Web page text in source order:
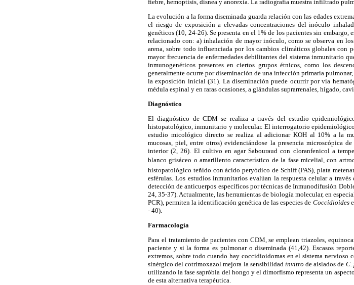
fiebre, hemoptisis, disnea y anorexia. La radiografía muestra infiltrado
La evolución a la forma diseminada guarda relación con las edades
el riesgo de exposición a elevadas concentraciones del inóculo
genéticos (10, 24-26). Se presenta en el 1% de los pacientes sin
relacionado con: a) inhalación de mayor inóculo, como se observa en
arena, sobre todo influenciada por los cambios climáticos globales con
mayor frecuencia de enfermedades debilitantes del sistema inmunitario
inmunogenéticos presentes en ciertos grupos étnicos, como los
generalmente ocurre por diseminación de una infección primaria
la exposición inicial (31). La diseminación puede ocurrir por vía
médula espinal y en raras ocasiones, a glándulas suprarrenales, hígado,
Diagnóstico
El diagnóstico de CDM se realiza a través del estudio
histopatológico, inmunitario y molecular. El interrogatorio
estudio micológico directo se realiza al adicionar KOH al 10% a la
mucosas, piel, entre otros) evidenciándose la presencia microscópica
interior (2, 26). El cultivo en agar Sabouraud con cloranfenicol a
blanco grisáceo o amarillento característico de la fase micelial, con
histopatológico teñido con ácido peryódico de Schiff (PAS), plata
esférulas. Los estudios inmunitarios evalúan la respuesta celular a
detección de anticuerpos específicos por técnicas de Inmunodifusión
24, 35-37). Actualmente, las herramientas de biología molecular, en
PCR), permiten la identificación genética de las especies de Coccidioides
- 40).
Farmacología
Para el tratamiento de pacientes con CDM, se emplean triazoles,
paciente y si la forma es pulmonar o diseminada (41,42). Escasos
extremos, sobre todo cuando hay coccidioidomas en el sistema
sinérgico del cotrimoxazol mejora la sensibilidad invitrode aislados de C.
utilizando la fase sapróbia del hongo y el dimorfismo representa un
de esta alternativa terapéutica.